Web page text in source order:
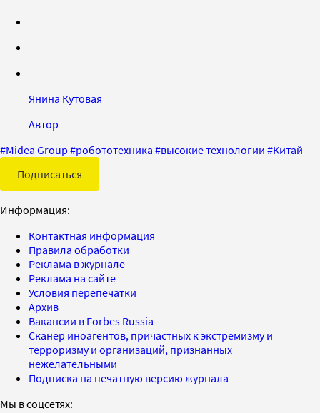
Янина Кутовая
Автор
#Midea Group #робототехника #высокие технологии #Китай
Подписаться
Информация:
Контактная информация
Правила обработки
Реклама в журнале
Реклама на сайте
Условия перепечатки
Архив
Вакансии в Forbes Russia
Сканер иноагентов, причастных к экстремизму и
терроризму и организаций, признанных
нежелательными
Подписка на печатную версию журнала
Мы в соцсетях: